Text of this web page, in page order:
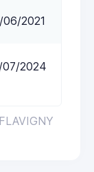
2021
2024